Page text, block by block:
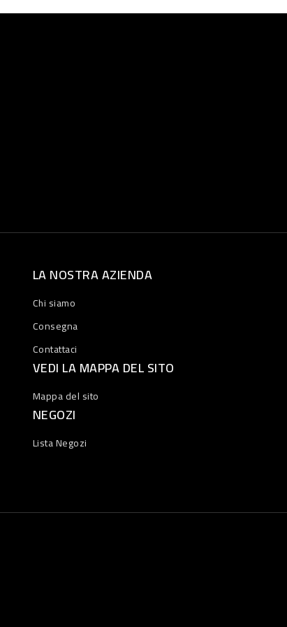
LA NOSTRA AZIENDA
Chi siamo
Consegna
Contattaci
VEDI LA MAPPA DEL SITO
Mappa del sito
NEGOZI
Lista Negozi